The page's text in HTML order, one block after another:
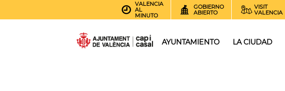
VALENCIA
AL
MINUTO
GOBIERNO
ABIERTO
VISIT
VALENCIA
AYUNTAMIENTO LA CIUDAD